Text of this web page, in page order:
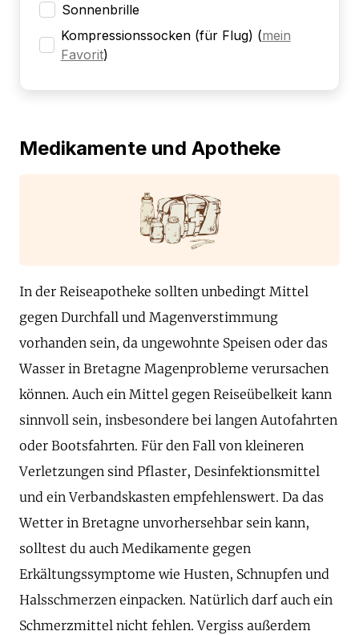
Sonnenbrille
Kompressionssocken (für Flug) (mein
Favorit)
Medikamente und Apotheke
In der Reiseapotheke sollten unbedingt Mittel
gegen Durchfall und Magenverstimmung
vorhanden sein, da ungewohnte Speisen oder das
Wasser in Bretagne Magenprobleme verursachen
können. Auch ein Mittel gegen Reiseübelkeit kann
sinnvoll sein, insbesondere bei langen Autofahrten
oder Bootsfahrten. Für den Fall von kleineren
Verletzungen sind Pflaster, Desinfektionsmittel
und ein Verbandskasten empfehlenswert. Da das
Wetter in Bretagne unvorhersehbar sein kann,
solltest du auch Medikamente gegen
Erkältungssymptome wie Husten, Schnupfen und
Halsschmerzen einpacken. Natürlich darf auch ein
Schmerzmittel nicht fehlen. Vergiss außerdem